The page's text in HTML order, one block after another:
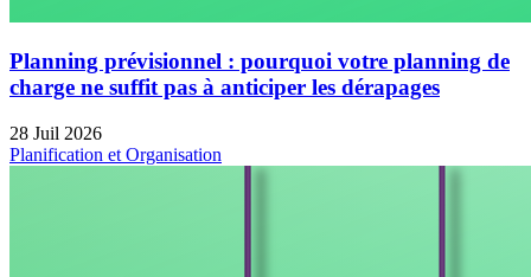
Planning prévisionnel : pourquoi votre planning de
charge ne suffit pas à anticiper les dérapages
28 Juil 2026
Planification et Organisation